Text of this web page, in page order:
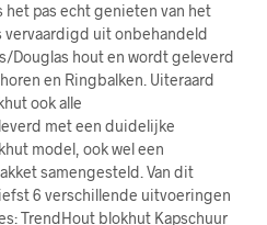
pas echt genieten van het
vervaardigd uit onbehandeld
Douglas hout en wordt geleverd
en Ringbalken. Uiteraard
ook alle
met een duidelijke
model, ook wel een
samengesteld. Van dit
6 verschillende uitvoeringen
TrendHout blokhut Kapschuur